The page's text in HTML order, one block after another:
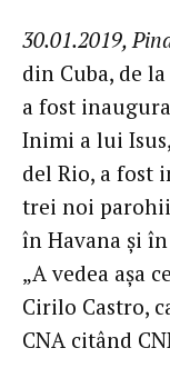
30.01.2019,
din Cuba, de
a fost
Inimi a lui
del Rio, a fost
trei noi parohii
în Havana și
„A vedea așa
Cirilo Castro,
CNA citând